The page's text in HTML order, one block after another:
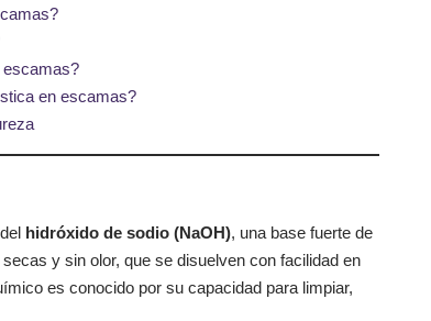
escamas?
en escamas?
hidróxido de sodio (NaOH), una base fuerte de
y sin olor, que se disuelven con facilidad en
es conocido por su capacidad para limpiar,